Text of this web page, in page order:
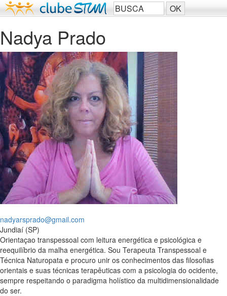
Nadya Prado
nadyarsprado@gmail.com
Jundiaí (SP)
Orientaçao transpessoal com leitura energética e psicológica e
reequilíbrio da malha energética. Sou Terapeuta Transpessoal e
Técnica Naturopata e procuro unir os conhecimentos das filosofias
orientais e suas técnicas terapêuticas com a psicologia do ocidente,
sempre respeitando o paradigma holístico da multidimensionalidade
do ser.